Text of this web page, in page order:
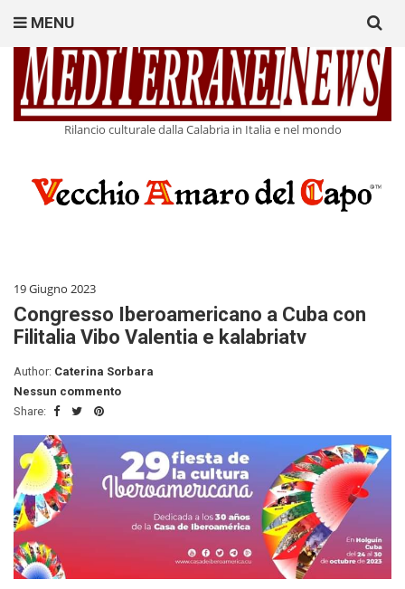
Rilancio culturale dalla Calabria in Italia e nel mondo
MENU
for:
19 Giugno 2023
Congresso Iberoamericano a Cuba con
Filitalia Vibo Valentia e kalabriatv
Author: Caterina Sorbara
Nessun commento
Share: